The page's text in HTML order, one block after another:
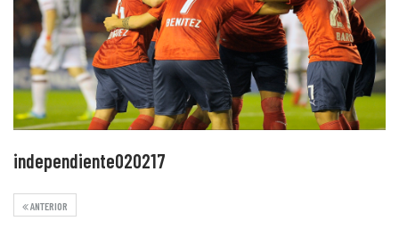
independiente020217
ANTERIOR